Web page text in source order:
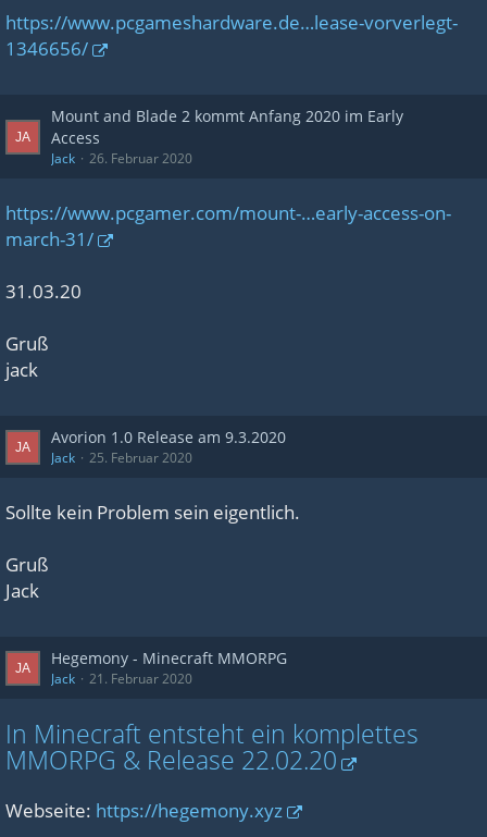
https://www.pcgameshardware.de…lease-vorverlegt-
1346656/
Mount and Blade 2 kommt Anfang 2020 im Early
Access
Jack 26. Februar 2020
https://www.pcgamer.com/mount-…early-access-on-
march-31/
31.03.20
Gruß
jack
Avorion 1.0 Release am 9.3.2020
Jack 25. Februar 2020
Sollte kein Problem sein eigentlich.
Gruß
Jack
Hegemony - Minecraft MMORPG
Jack 21. Februar 2020
In Minecraft entsteht ein komplettes
MMORPG & Release 22.02.20
Webseite: https://hegemony.xyz